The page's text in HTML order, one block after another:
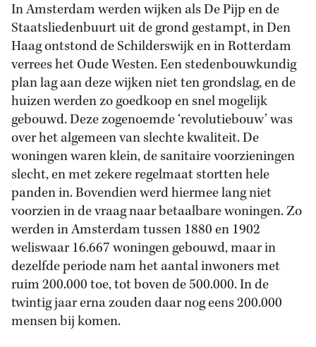
In Amsterdam werden wijken als De Pijp en de
Staatsliedenbuurt uit de grond gestampt, in Den
Haag ontstond de Schilderswijk en in Rotterdam
verrees het Oude Westen. Een stedenbouwkundig
plan lag aan deze wijken niet ten grondslag, en de
huizen werden zo goedkoop en snel mogelijk
gebouwd. Deze zogenoemde ‘revolutiebouw’ was
over het algemeen van slechte kwaliteit. De
woningen waren klein, de sanitaire voorzieningen
slecht, en met zekere regelmaat stortten hele
panden in. Bovendien werd hiermee lang niet
voorzien in de vraag naar betaalbare woningen. Zo
werden in Amsterdam tussen 1880 en 1902
weliswaar 16.667 woningen gebouwd, maar in
dezelfde periode nam het aantal inwoners met
ruim 200.000 toe, tot boven de 500.000. In de
twintig jaar erna zouden daar nog eens 200.000
mensen bij komen.